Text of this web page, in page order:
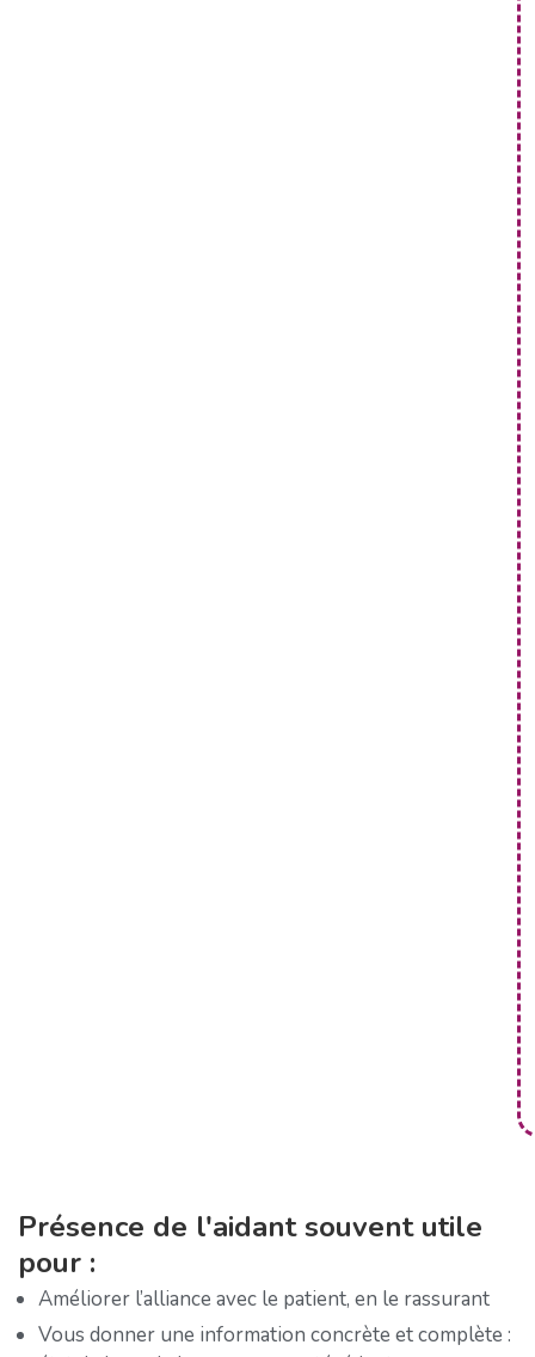
Présence de l'aidant souvent utile
pour :
Améliorer l’alliance avec le patient, en le rassurant
Vous donner une information concrète et complète :